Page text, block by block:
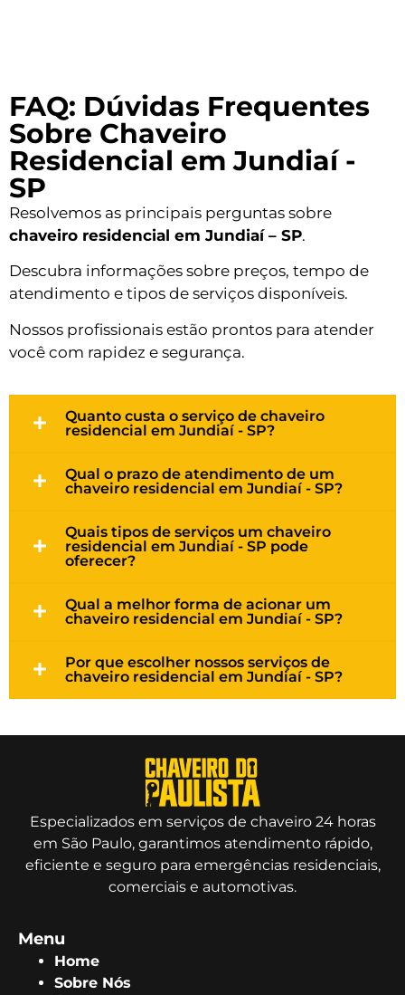
FAQ: Dúvidas Frequentes
Sobre Chaveiro
Residencial em Jundiaí -
SP
Resolvemos as principais perguntas sobre
chaveiro residencial em Jundiaí – SP.
Descubra informações sobre preços, tempo de
atendimento e tipos de serviços disponíveis.
Nossos profissionais estão prontos para atender
você com rapidez e segurança.
Quanto custa o serviço de chaveiro
residencial em Jundiaí - SP?
Qual o prazo de atendimento de um
chaveiro residencial em Jundiaí - SP?
Quais tipos de serviços um chaveiro
residencial em Jundiaí - SP pode
oferecer?
Qual a melhor forma de acionar um
chaveiro residencial em Jundiaí - SP?
Por que escolher nossos serviços de
chaveiro residencial em Jundiaí - SP?
Especializados em serviços de chaveiro 24 horas
em São Paulo, garantimos atendimento rápido,
eficiente e seguro para emergências residenciais,
comerciais e automotivas.
Menu
Home
Sobre Nós